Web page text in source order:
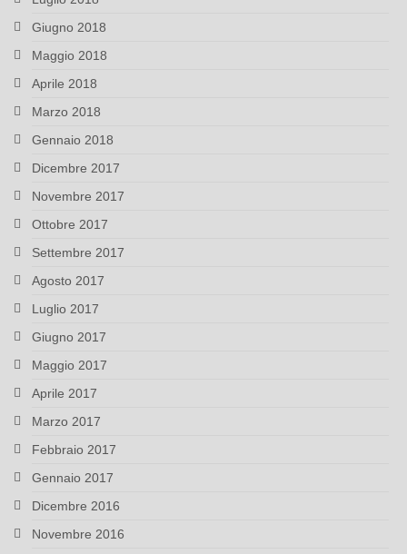
Giugno 2018
Maggio 2018
Aprile 2018
Marzo 2018
Gennaio 2018
Dicembre 2017
Novembre 2017
Ottobre 2017
Settembre 2017
Agosto 2017
Luglio 2017
Giugno 2017
Maggio 2017
Aprile 2017
Marzo 2017
Febbraio 2017
Gennaio 2017
Dicembre 2016
Novembre 2016